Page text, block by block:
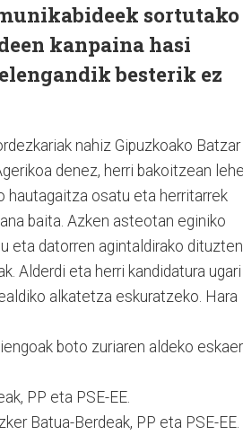
sortutako
kanpaina hasi
besterik ez
nahiz Gipuzkoako Batzar
denez, herri bakoitzean
hautagaitza osatu eta herritarrek
baita. Azken asteotan eginiko
eta datorren agintaldirako dituzten
Alderdi eta herri kandidatura ugari
alkatetza eskuratzeko. Hara
boto zuriaren aldeko
PP eta PSE-EE.
Batua-Berdeak, PP eta PSE-EE.